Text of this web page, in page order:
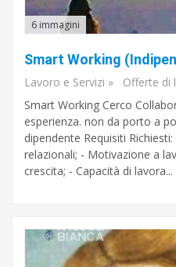
6 immagini
Smart Working
Lavoro e Servizi » Offerte di
Smart Working Cerco
esperienza. non da porto a
dipendente Requisiti
relazionali; - Motivazione a
crescita; - Capacità di lavora...